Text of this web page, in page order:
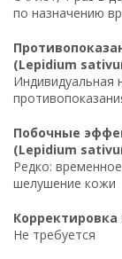
по назначению
(Lepidium
Индивидуальная
Побочные
(Lepidium
Редко:
шелушение кожи
Не требуется